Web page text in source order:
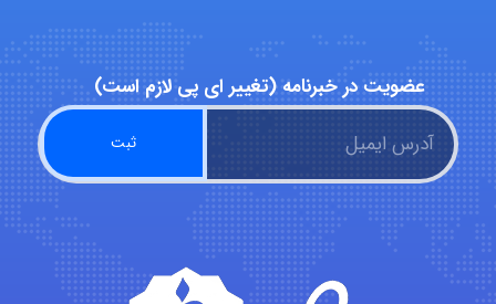
Alirez0990
hosein abdolvand
Kati
عضویت در خبرنامه (تغییر ای پی لازم است)